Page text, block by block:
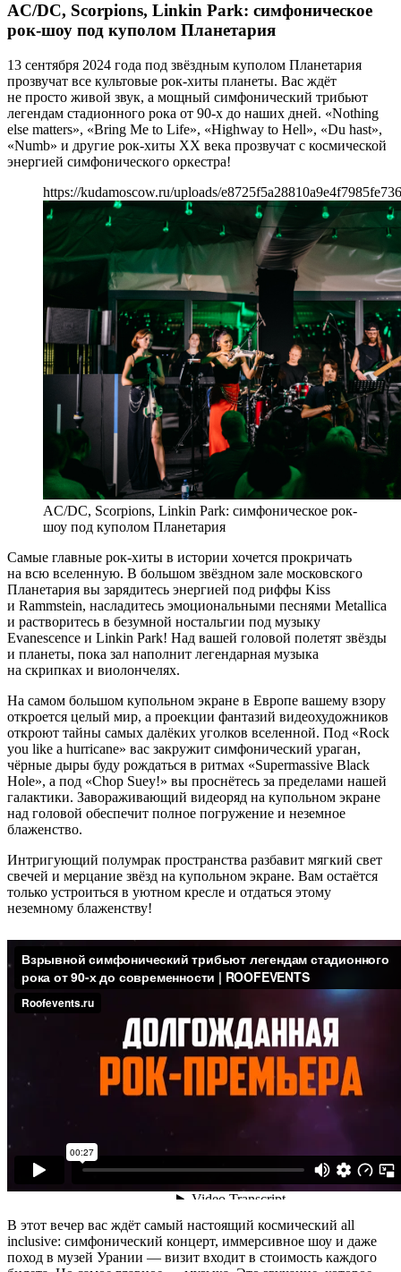
AC/DC, Scorpions, Linkin Park: симфоническое
рок-шоу под куполом Планетария
13 сентября 2024 года под звёздным куполом Планетария
прозвучат все культовые рок-хиты планеты. Вас ждёт
не просто живой звук, а мощный симфонический трибьют
легендам стадионного рока от 90-х до наших дней. «Nothing
else matters», «Bring Me to Life», «Highway to Hell», «Du hast»,
«Numb» и другие рок-хиты XX века прозвучат с космической
энергией симфонического оркестра!
https://kudamoscow.ru/uploads/
AC/DC, Scorpions, Linkin Park: симфоническое рок-
шоу под куполом Планетария
Самые главные рок-хиты в истории хочется прокричать
на всю вселенную. В большом звёздном зале московского
Планетария вы зарядитесь энергией под риффы Kiss
и Rammstein, насладитесь эмоциональными песнями Metallica
и растворитесь в безумной ностальгии под музыку
Evanescence и Linkin Park! Над вашей головой полетят звёзды
и планеты, пока зал наполнит легендарная музыка
на скрипках и виолончелях.
На самом большом купольном экране в Европе вашему взору
откроется целый мир, а проекции фантазий видеохудожников
откроют тайны самых далёких уголков вселенной. Под «Rock
you like a hurricane» вас закружит симфонический ураган,
чёрные дыры буду рождаться в ритмах «Supermassive Black
Hole», а под «Chop Suey!» вы проснётесь за пределами нашей
галактики. Завораживающий видеоряд на купольном экране
над головой обеспечит полное погружение и неземное
блаженство.
Интригующий полумрак пространства разбавит мягкий свет
свечей и мерцание звёзд на купольном экране. Вам остаётся
только устроиться в уютном кресле и отдаться этому
неземному блаженству!
В этот вечер вас ждёт самый настоящий космический all
inclusive: симфонический концерт, иммерсивное шоу и даже
поход в музей Урании — визит входит в стоимость каждого